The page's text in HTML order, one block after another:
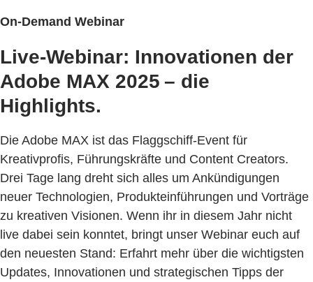
On-Demand Webinar
Live-Webinar: Innovationen der
Adobe MAX 2025 – die
Highlights.
Die Adobe MAX ist das Flaggschiff-Event für
Kreativprofis, Führungskräfte und Content Creators.
Drei Tage lang dreht sich alles um Ankündigungen
neuer Technologien, Produkteinführungen und Vorträge
zu kreativen Visionen. Wenn ihr in diesem Jahr nicht
live dabei sein konntet, bringt unser Webinar euch auf
den neuesten Stand: Erfahrt mehr über die wichtigsten
Updates, Innovationen und strategischen Tipps der